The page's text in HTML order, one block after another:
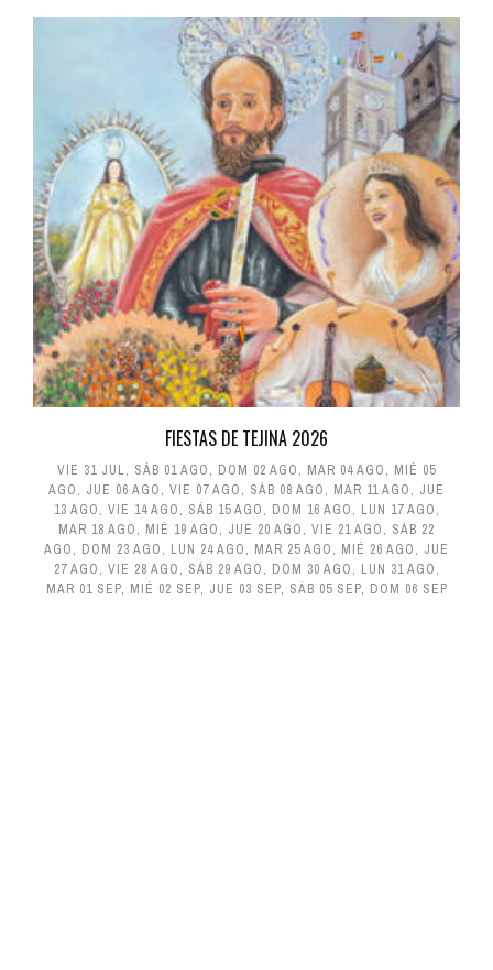
FIESTAS DE TEJINA 2026
VIE 31 JUL, SÁB 01 AGO, DOM 02 AGO, MAR 04 AGO, MIÉ 05
AGO, JUE 06 AGO, VIE 07 AGO, SÁB 08 AGO, MAR 11 AGO, JUE
13 AGO, VIE 14 AGO, SÁB 15 AGO, DOM 16 AGO, LUN 17 AGO,
MAR 18 AGO, MIÉ 19 AGO, JUE 20 AGO, VIE 21 AGO, SÁB 22
AGO, DOM 23 AGO, LUN 24 AGO, MAR 25 AGO, MIÉ 26 AGO, JUE
27 AGO, VIE 28 AGO, SÁB 29 AGO, DOM 30 AGO, LUN 31 AGO,
MAR 01 SEP, MIÉ 02 SEP, JUE 03 SEP, SÁB 05 SEP, DOM 06 SEP